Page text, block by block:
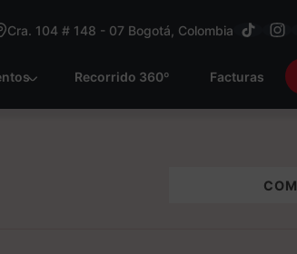
Cra. 104 # 148 - 07 Bogotá, Colombia
Recorrido 360º Facturas